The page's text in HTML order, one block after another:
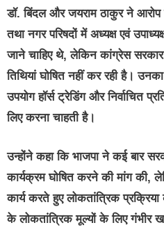
डॉ. बिंदल और जयराम ठाकुर ने आरोप
तथा नगर परिषदों में अध्यक्ष एवं
जाने चाहिए थे, लेकिन कांग्रेस
तिथियां घोषित नहीं कर रही है।
उपयोग हॉर्स ट्रेडिंग और निर्वाचित
लिए करना चाहती है।
उन्होंने कहा कि भाजपा ने कई बार
कार्यक्रम घोषित करने की मांग की,
कार्य करते हुए लोकतांत्रिक
के लोकतांत्रिक मूल्यों के लिए गंभीर